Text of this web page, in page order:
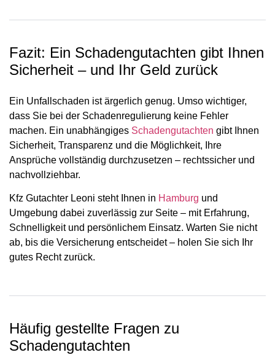
Fazit: Ein Schadengutachten gibt Ihnen
Sicherheit – und Ihr Geld zurück
Ein Unfallschaden ist ärgerlich genug. Umso wichtiger,
dass Sie bei der Schadenregulierung keine Fehler
machen. Ein unabhängiges Schadengutachten gibt Ihnen
Sicherheit, Transparenz und die Möglichkeit, Ihre
Ansprüche vollständig durchzusetzen – rechtssicher und
nachvollziehbar.
Kfz Gutachter Leoni steht Ihnen in Hamburg und
Umgebung dabei zuverlässig zur Seite – mit Erfahrung,
Schnelligkeit und persönlichem Einsatz. Warten Sie nicht
ab, bis die Versicherung entscheidet – holen Sie sich Ihr
gutes Recht zurück.
Häufig gestellte Fragen zu
Schadengutachten